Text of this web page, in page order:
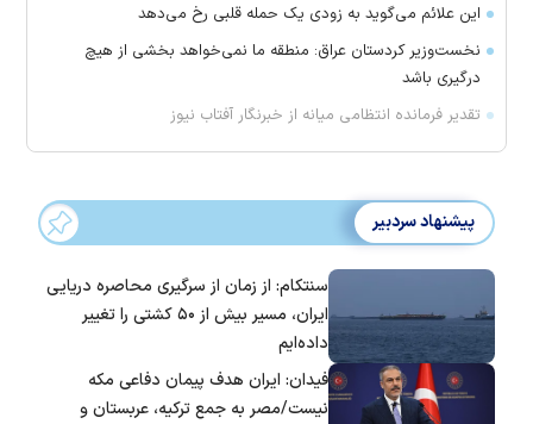
این علائم می‌گوید به زودی یک حمله قلبی رخ می‌دهد
نخست‌وزیر کردستان عراق: منطقه ما نمی‌خواهد بخشی از هیچ
درگیری باشد
تقدیر فرمانده انتظامی میانه از خبرنگار آفتاب نیوز
پیشنهاد سردبیر
سنتکام: از زمان از سرگیری محاصره دریایی
ایران، مسیر بیش از ۵۰ کشتی را تغییر
داده‌ایم
فیدان: ایران هدف پیمان دفاعی مکه
نیست/مصر به جمع ترکیه، عربستان و